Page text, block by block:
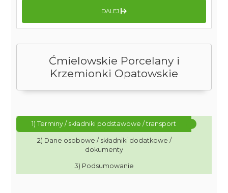
Ćmielowskie Porcelany i
Krzemionki Opatowskie
1) Terminy / składniki podstawowe / transport
2) Dane osobowe / składniki dodatkowe /
dokumenty
3) Podsumowanie
DALEJ